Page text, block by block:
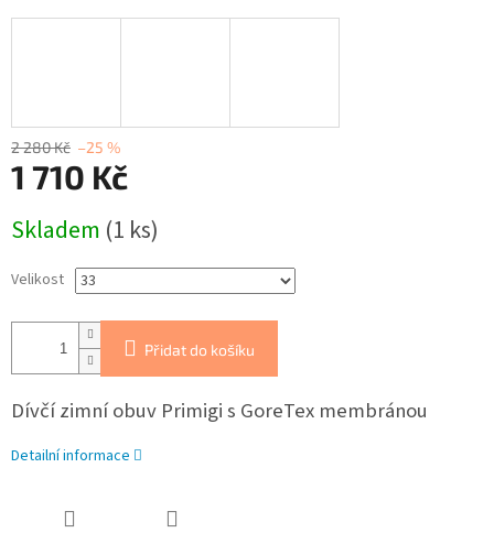
2 280 Kč –25 %
1 710 Kč
cena:
Skladem (1 ks)
Velikost
Přidat do košíku
Dívčí zimní obuv Primigi s GoreTex membránou
Detailní informace